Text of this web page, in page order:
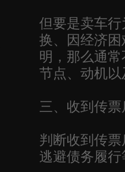
但要是卖车
换、因经济
明，那么通
节点、动机
三、收到传
判断收到传
逃避债务履